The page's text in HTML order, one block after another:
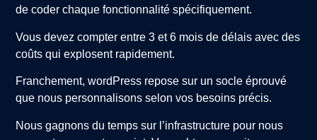
de coder chaque fonctionnalité spécifiquement.
Vous devez compter entre 3 et 6 mois de délais avec des
coûts qui explosent rapidement.
Franchement, wordPress repose sur un socle éprouvé
que nous personnalisons selon vos besoins précis.
Nous gagnons du temps sur l’infrastructure pour nous